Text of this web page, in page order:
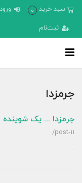
سبد خرید 0 ورود
ثبت‌نام
جرمزدا
جرمزدا ... یک شوینده
/post-11
.